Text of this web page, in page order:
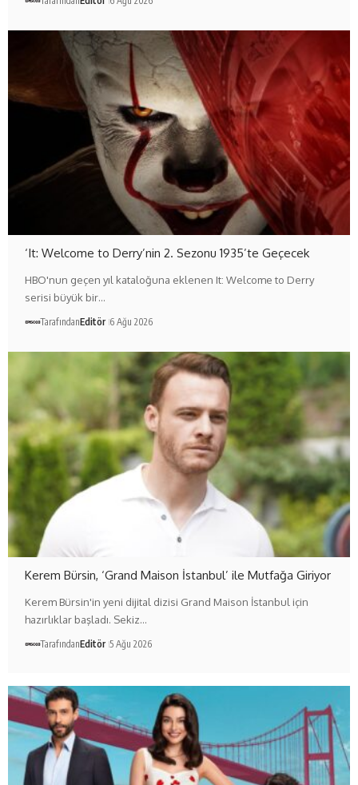
‘It: Welcome to Derry’nin 2. Sezonu 1935’te Geçecek
HBO'nun geçen yıl kataloğuna eklenen It: Welcome to Derry
serisi büyük bir…
TarafındanEditör 6 Ağu 2026
Kerem Bürsin, ‘Grand Maison İstanbul’ ile Mutfağa Giriyor
Kerem Bürsin'in yeni dijital dizisi Grand Maison İstanbul için
hazırlıklar başladı. Sekiz…
TarafındanEditör 5 Ağu 2026